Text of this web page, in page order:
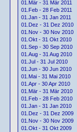
01.Mär - 31 Mär 2011
01.Feb - 28 Feb 2011
01.Jan - 31 Jan 2011
01.Dez - 31 Dez 2010
01.Nov - 30 Nov 2010
01.Okt - 31 Okt 2010
01.Sep - 30 Sep 2010
01.Aug - 31 Aug 2010
01.Jul - 31 Jul 2010
01.Jun - 30 Jun 2010
01.Mai - 31 Mai 2010
01.Apr - 30 Apr 2010
01.Mär - 31 Mär 2010
01.Feb - 28 Feb 2010
01.Jan - 31 Jan 2010
01.Dez - 31 Dez 2009
01.Nov - 30 Nov 2009
01.Okt - 31 Okt 2009